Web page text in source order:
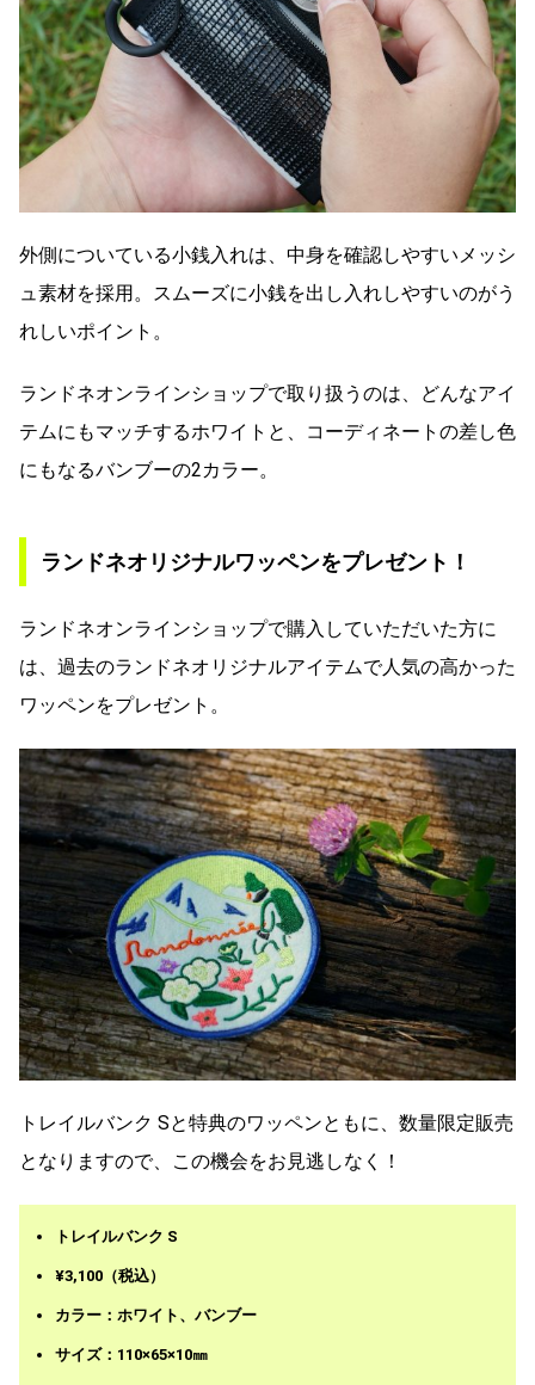
外側についている小銭入れは、中身を確認しやすいメッシ
ュ素材を採用。スムーズに小銭を出し入れしやすいのがう
れしいポイント。
ランドネオンラインショップで取り扱うのは、どんなアイ
テムにもマッチするホワイトと、コーディネートの差し色
にもなるバンブーの2カラー。
ランドネオリジナルワッペンをプレゼント！
ランドネオンラインショップで購入していただいた方に
は、過去のランドネオリジナルアイテムで人気の高かった
ワッペンをプレゼント。
トレイルバンク Sと特典のワッペンともに、数量限定販売
となりますので、この機会をお見逃しなく！
トレイルバンク S
¥3,100（税込）
カラー：ホワイト、バンブー
サイズ：110×65×10㎜